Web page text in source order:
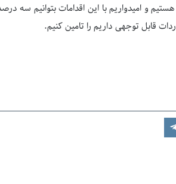
و امیدواریم با این اقدامات بتوانیم
قابل توجهی داریم را تامین کنیم.